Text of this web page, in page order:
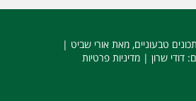
טבעוניים, מאת אורי שביט |
: דודי שרון | מדיניות פרטיות